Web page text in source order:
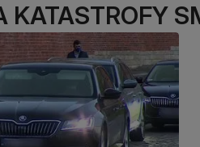
KATASTROFY